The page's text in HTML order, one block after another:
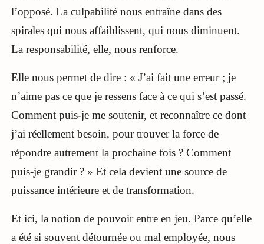
l’opposé. La culpabilité nous entraîne dans des
spirales qui nous affaiblissent, qui nous diminuent.
La responsabilité, elle, nous renforce.
Elle nous permet de dire : « J’ai fait une erreur ; je
n’aime pas ce que je ressens face à ce qui s’est passé.
Comment puis-je me soutenir, et reconnaître ce dont
j’ai réellement besoin, pour trouver la force de
répondre autrement la prochaine fois ? Comment
puis-je grandir ? » Et cela devient une source de
puissance intérieure et de transformation.
Et ici, la notion de pouvoir entre en jeu. Parce qu’elle
a été si souvent détournée ou mal employée, nous